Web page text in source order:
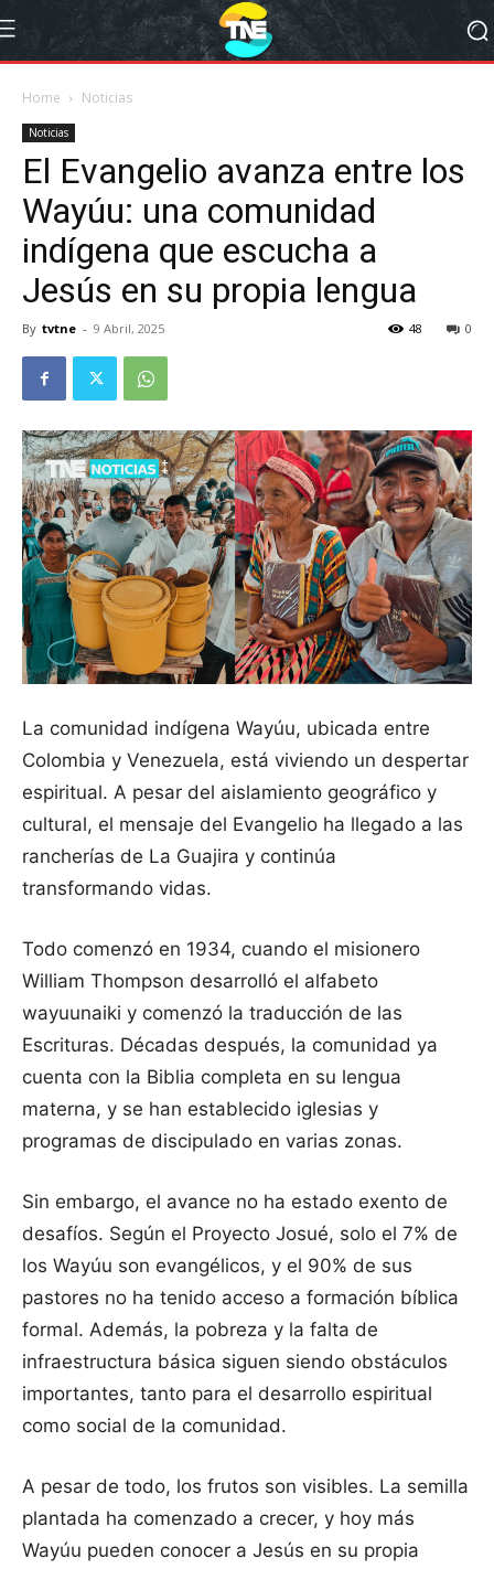
Home Noticias
Noticias
El Evangelio avanza entre los
Wayúu: una comunidad
indígena que escucha a
Jesús en su propia lengua
By tvtne - 9 Abril, 2025 0
48
La comunidad indígena Wayúu, ubicada entre
Colombia y Venezuela, está viviendo un despertar
espiritual. A pesar del aislamiento geográfico y
cultural, el mensaje del Evangelio ha llegado a las
rancherías de La Guajira y continúa
transformando vidas.
Todo comenzó en 1934, cuando el misionero
William Thompson desarrolló el alfabeto
wayuunaiki y comenzó la traducción de las
Escrituras. Décadas después, la comunidad ya
cuenta con la Biblia completa en su lengua
materna, y se han establecido iglesias y
programas de discipulado en varias zonas.
Sin embargo, el avance no ha estado exento de
desafíos. Según el Proyecto Josué, solo el 7% de
los Wayúu son evangélicos, y el 90% de sus
pastores no ha tenido acceso a formación bíblica
formal. Además, la pobreza y la falta de
infraestructura básica siguen siendo obstáculos
importantes, tanto para el desarrollo espiritual
como social de la comunidad.
A pesar de todo, los frutos son visibles. La semilla
plantada ha comenzado a crecer, y hoy más
Wayúu pueden conocer a Jesús en su propia